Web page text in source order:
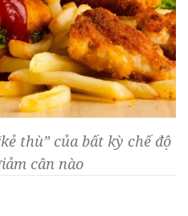
thù” của bất kỳ chế độ
cân nào